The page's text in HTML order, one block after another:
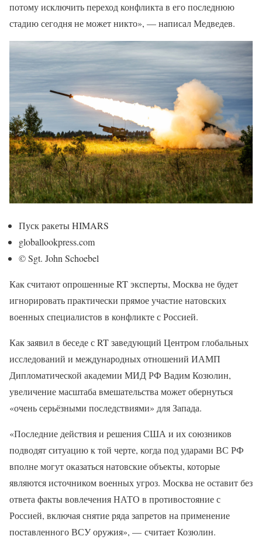
потому исключить переход конфликта в его последнюю
стадию сегодня не может никто», — написал Медведев.
Пуск ракеты HIMARS
globallookpress.com
© Sgt. John Schoebel
Как считают опрошенные RT эксперты, Москва не будет
игнорировать практически прямое участие натовских
военных специалистов в конфликте с Россией.
Как заявил в беседе с RT заведующий Центром глобальных
исследований и международных отношений ИАМП
Дипломатической академии МИД РФ Вадим Козюлин,
увеличение масштаба вмешательства может обернуться
«очень серьёзными последствиями» для Запада.
«Последние действия и решения США и их союзников
подводят ситуацию к той черте, когда под ударами ВС РФ
вполне могут оказаться натовские объекты, которые
являются источником военных угроз. Москва не оставит без
ответа факты вовлечения НАТО в противостояние с
Россией, включая снятие ряда запретов на применение
поставленного ВСУ оружия», — считает Козюлин.